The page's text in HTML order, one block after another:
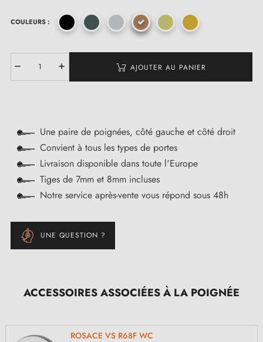
COULEURS :
AJOUTER AU PANIER
Une paire de poignées, côté gauche et côté droit
Convient à tous les types de portes
Livraison disponible dans toute l'Europe
Tiges de 7mm et 8mm incluses
Notre service après-vente vous répond sous 48h
UNE QUESTION ?
ACCESSOIRES ASSOCIÉES À LA POIGNÉE
ROSACE VS R68F WC